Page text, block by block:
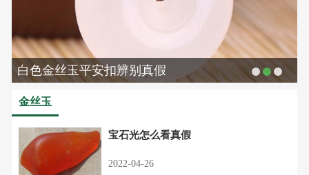
白色金丝玉平安扣辨别真假
金丝玉
宝石光怎么看真假
2022-04-26